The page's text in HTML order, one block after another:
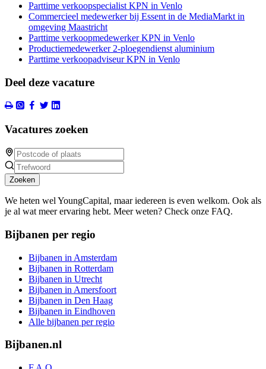
Parttime verkoopspecialist KPN in Venlo
Commercieel medewerker bij Essent in de MediaMarkt in
omgeving Maastricht
Parttime verkoopmedewerker KPN in Venlo
Productiemedewerker 2-ploegendienst aluminium
Parttime verkoopadviseur KPN in Venlo
Deel deze vacature
Vacatures zoeken
Zoeken
We heten wel YoungCapital, maar iedereen is even welkom. Ook als
je al wat meer ervaring hebt. Meer weten? Check onze FAQ.
Bijbanen per regio
Bijbanen in Amsterdam
Bijbanen in Rotterdam
Bijbanen in Utrecht
Bijbanen in Amersfoort
Bijbanen in Den Haag
Bijbanen in Eindhoven
Alle bijbanen per regio
Bijbanen.nl